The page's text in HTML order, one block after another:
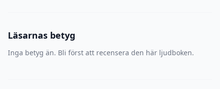
Läsarnas betyg
Inga betyg än. Bli först att recensera den här ljudboken.